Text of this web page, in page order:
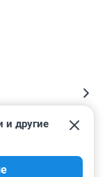
какая? и
и другие